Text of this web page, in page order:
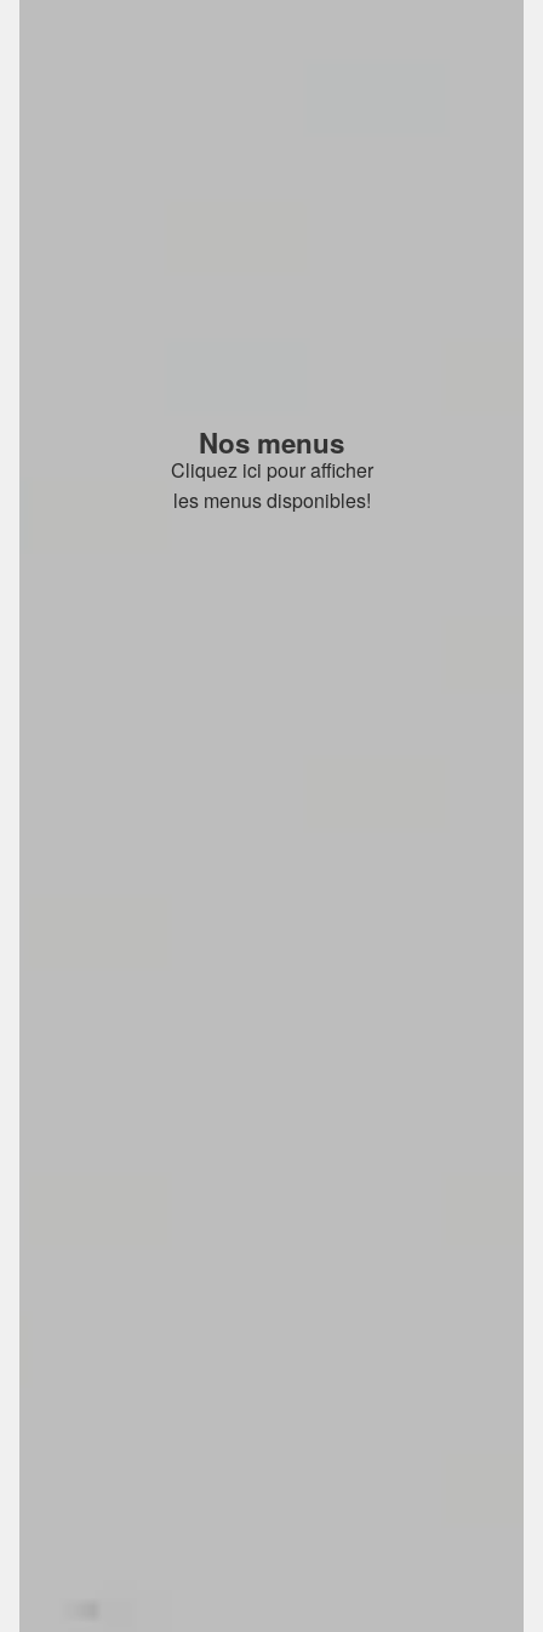
Nos menus
Cliquez ici pour afficher
les menus disponibles!